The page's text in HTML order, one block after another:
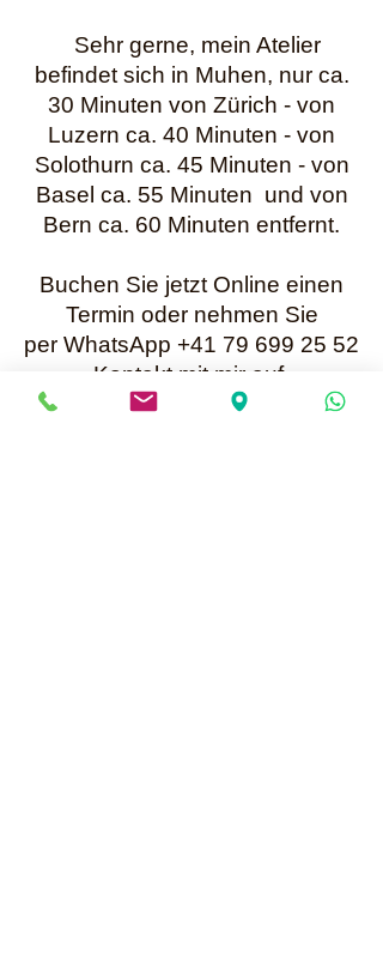
Sehr gerne, mein Atelier
befindet sich in Muhen, nur ca.
30 Minuten von Zürich - von
Luzern ca. 40 Minuten - von
Solothurn ca. 45 Minuten - von
Basel ca. 55 Minuten und von
Bern ca. 60 Minuten entfernt.
Buchen Sie jetzt Online einen
Termin oder nehmen Sie
per WhatsApp +41 79 699 25 52
Kontakt mit mir auf.